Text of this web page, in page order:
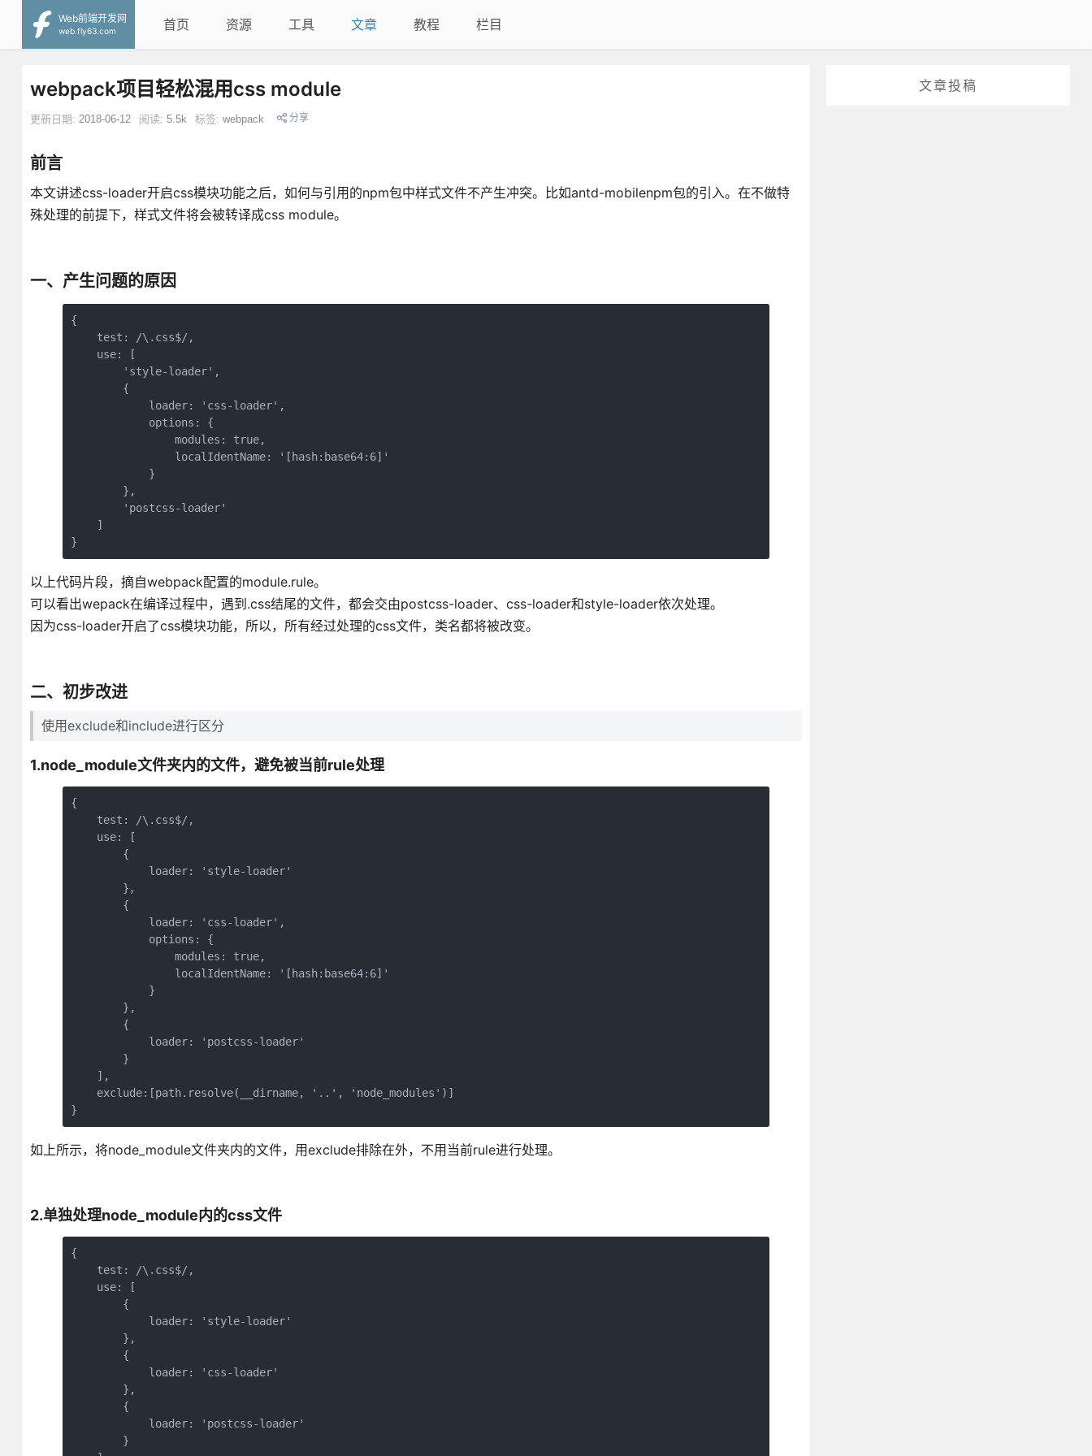
Web前端开发网
web.fly63.com
首页 资源 工具 文章 教程 栏目
文章投稿
webpack项目轻松混用css module
更新日期: 2018-06-12 阅读: 5.5k 标签: webpack 分享
前言
本文讲述css-loader开启css模块功能之后，如何与引用的npm包中样式文件不产生冲突。比如antd-mobilenpm包的引入。在不做特
殊处理的前提下，样式文件将会被转译成css module。
一、产生问题的原因
{
    test: /\.css$/,
    use: [
        'style-loader',
        {
            loader: 'css-loader',
            options: {
                modules: true,
                localIdentName: '[hash:base64:6]'
            }
        },
        'postcss-loader'
    ]
}
以上代码片段，摘自webpack配置的module.rule。
可以看出wepack在编译过程中，遇到.css结尾的文件，都会交由postcss-loader、css-loader和style-loader依次处理。
因为css-loader开启了css模块功能，所以，所有经过处理的css文件，类名都将被改变。
二、初步改进
使用exclude和include进行区分
1.node_module文件夹内的文件，避免被当前rule处理
{
    test: /\.css$/,
    use: [
        {
            loader: 'style-loader'
        }，
        {
            loader: 'css-loader',
            options: {
                modules: true,
                localIdentName: '[hash:base64:6]'
            }
        },
        {
            loader: 'postcss-loader'
        }
    ],
    exclude:[path.resolve(__dirname, '..', 'node_modules')]
}
如上所示，将node_module文件夹内的文件，用exclude排除在外，不用当前rule进行处理。
2.单独处理node_module内的css文件
{
    test: /\.css$/,
    use: [
        {
            loader: 'style-loader'
        },
        {
            loader: 'css-loader'
        },
        {
            loader: 'postcss-loader'
        }